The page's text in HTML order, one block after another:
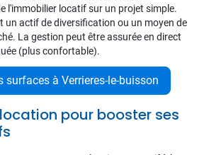
l'immobilier locatif sur un projet simple.
un actif de diversification ou un moyen de
La gestion peut être assurée en direct
(plus confortable).
surfaces à Verrieres-le-buisson
pour booster ses